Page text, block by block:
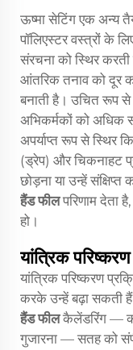
ऊष्मा सेटिंग एक अन्य
पॉलिएस्टर वस्त्रों के
संरचना को स्थिर करती
आंतरिक तनाव को दूर
बनाती है। उचित रूप से
अभिकर्मकों को अधिक
अपर्याप्त रूप से स्थिर
(ड्रेप) और चिकनाहट
छोड़ना या उन्हें
हैंड फीलपरिणाम देता
हो।
यांत्रिक
यांत्रिक परिष्करण
करके उन्हें बढ़ा सकती
हैंड फीलकैलेंडरिंग —
गुजारना — सतह को